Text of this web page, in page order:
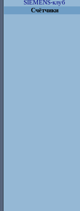
SIEMENS-клуб
Счётчики